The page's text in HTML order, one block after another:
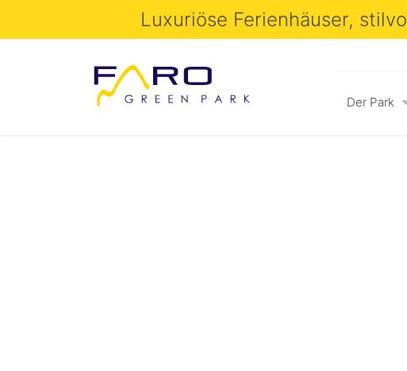
Luxuriöse Ferienhäuser,
Der Park